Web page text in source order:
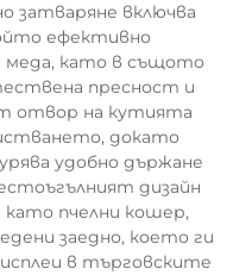
затваряне включва
ефективно
меда, като в същото
пресност и
отвор на кутията
докато
удобно държане
дизайн
като пчелни кошер,
заедно, което ги
в търговските